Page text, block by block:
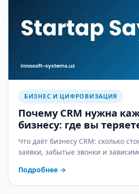
БИЗНЕС И ЦИФРОВИЗАЦИЯ
Почему CRM нужна
бизнесу: где вы
неё
Что даёт бизнесу CRM: сколько
заявки, забытые звонки и
Подробнее →